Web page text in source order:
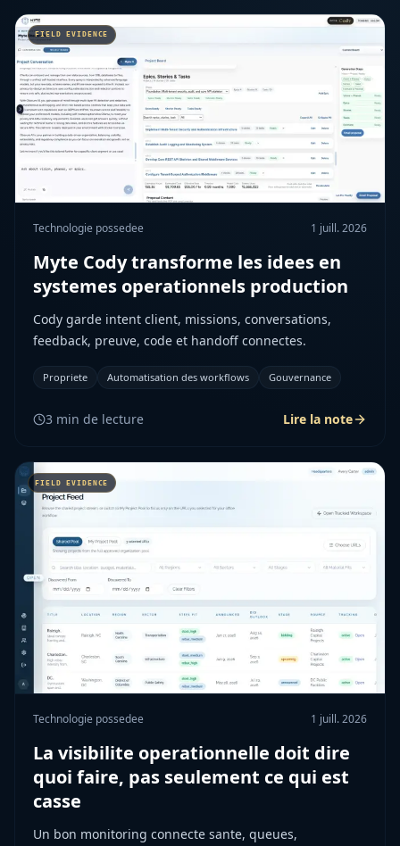
Technologie possedee 1 juill. 2026
Myte Cody transforme les idees en
systemes operationnels production
Cody garde intent client, missions, conversations,
feedback, preuve, code et handoff connectes.
Propriete Automatisation des workflows Gouvernance
3 min de lecture Lire la note
Technologie possedee 1 juill. 2026
La visibilite operationnelle doit dire
quoi faire, pas seulement ce qui est
casse
Un bon monitoring connecte sante, queues,